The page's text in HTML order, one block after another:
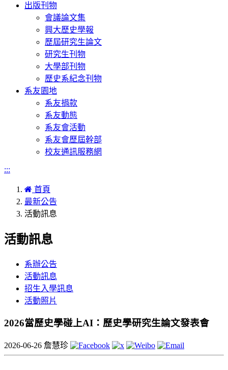
出版刊物
會議論文集
興大歷史學報
歷屆研究生論文
研究生刊物
大學部刊物
歷史系紀念刊物
系友園地
系友捐款
系友動態
系友會活動
系友會歷屆幹部
校友通訊服務網
:::
首頁
最新公告
活動訊息
活動訊息
系辦公告
活動訊息
招生入學訊息
活動照片
2026當歷史學碰上AI：歷史學研究生論文發表會
2026-06-26 詹慧珍